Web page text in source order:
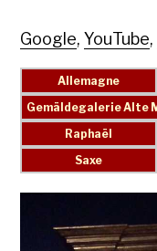
Google,YouTube,